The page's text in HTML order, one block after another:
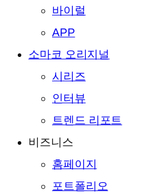
바이럴
APP
소마코 오리지널
시리즈
인터뷰
트렌드 리포트
비즈니스
홈페이지
포트폴리오